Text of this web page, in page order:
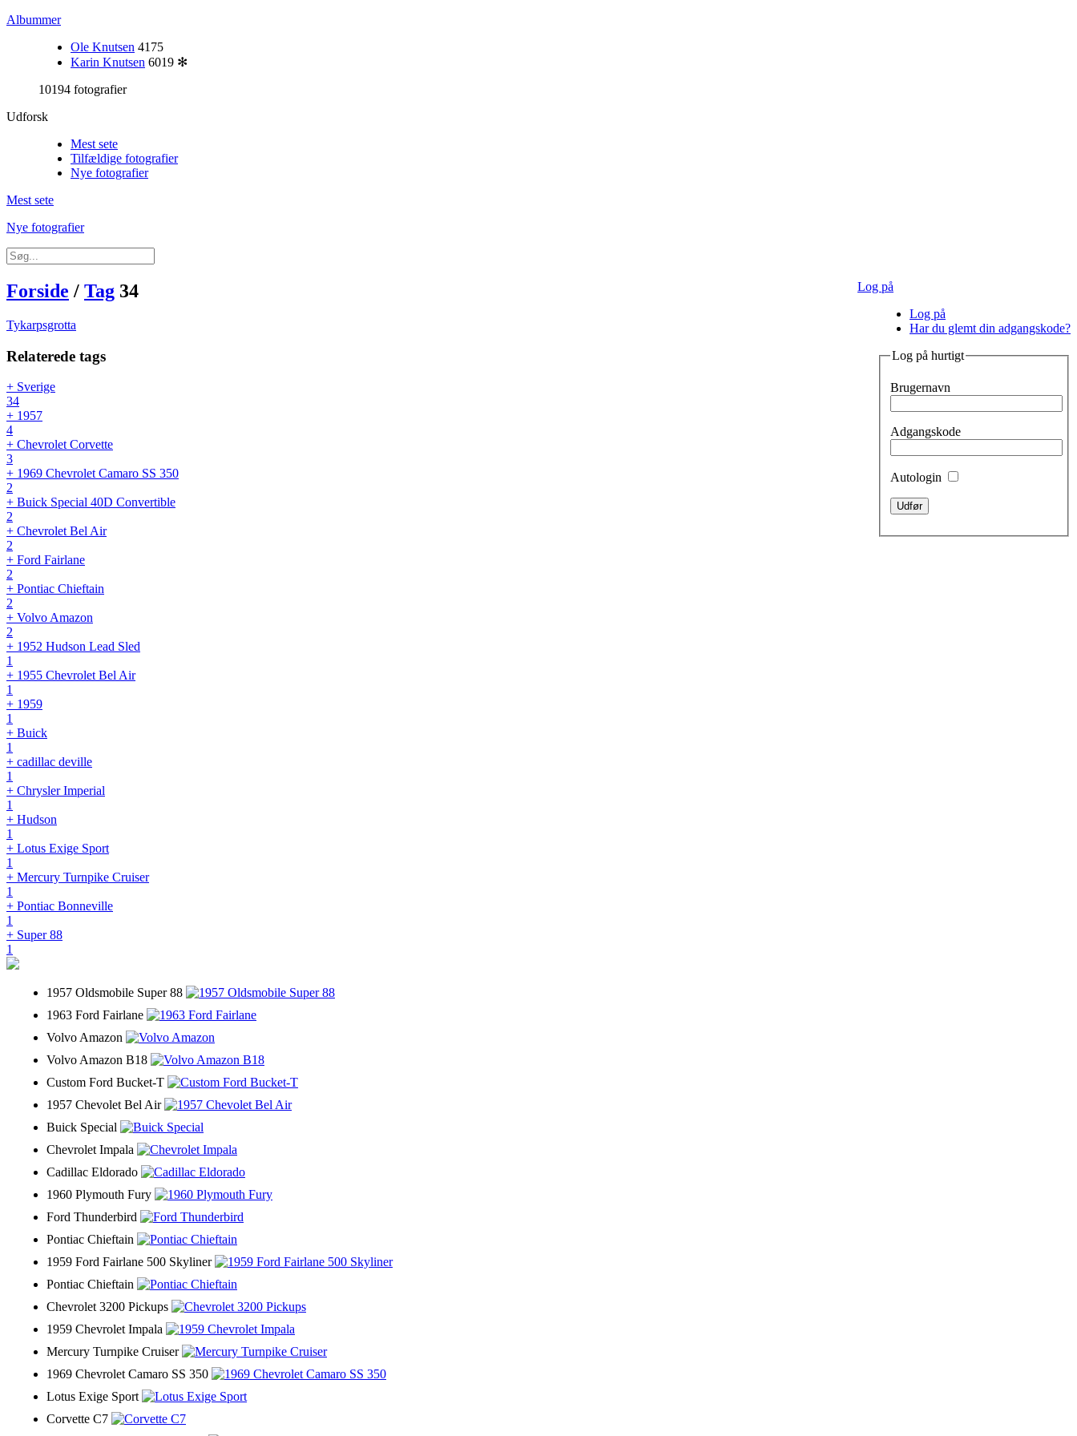
Albummer
Ole Knutsen 4175
Karin Knutsen 6019 ✻
10194 fotografier
Udforsk
Mest sete
Tilfældige fotografier
Nye fotografier
Mest sete
Nye fotografier
Log på
Log på
Har du glemt din adgangskode?
Log på hurtigt
Brugernavn
Adgangskode
Autologin
Forside / Tag 34
Tykarpsgrotta
Relaterede tags
+ Sverige
34
+ 1957
4
+ Chevrolet Corvette
3
+ 1969 Chevrolet Camaro SS 350
2
+ Buick Special 40D Convertible
2
+ Chevrolet Bel Air
2
+ Ford Fairlane
2
+ Pontiac Chieftain
2
+ Volvo Amazon
2
+ 1952 Hudson Lead Sled
1
+ 1955 Chevrolet Bel Air
1
+ 1959
1
+ Buick
1
+ cadillac deville
1
+ Chrysler Imperial
1
+ Hudson
1
+ Lotus Exige Sport
1
+ Mercury Turnpike Cruiser
1
+ Pontiac Bonneville
1
+ Super 88
1
1957 Oldsmobile Super 88
1963 Ford Fairlane
Volvo Amazon
Volvo Amazon B18
Custom Ford Bucket-T
1957 Chevolet Bel Air
Buick Special
Chevrolet Impala
Cadillac Eldorado
1960 Plymouth Fury
Ford Thunderbird
Pontiac Chieftain
1959 Ford Fairlane 500 Skyliner
Pontiac Chieftain
Chevrolet 3200 Pickups
1959 Chevrolet Impala
Mercury Turnpike Cruiser
1969 Chevrolet Camaro SS 350
Lotus Exige Sport
Corvette C7